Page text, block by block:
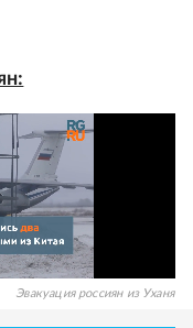
Эвакуация россиян из Уханя